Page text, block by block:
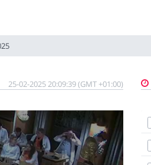
25-02-2025 20:09:39 (GMT +01:00)